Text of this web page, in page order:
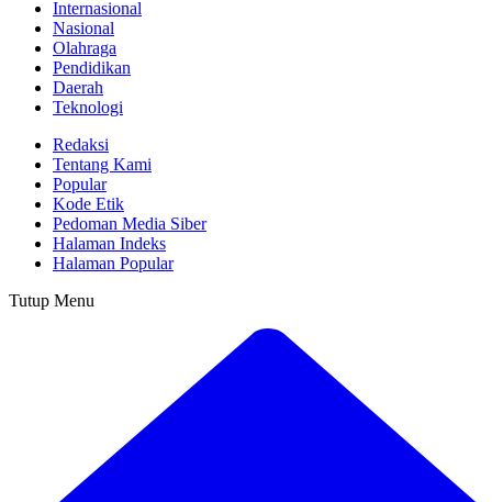
Internasional
Nasional
Olahraga
Pendidikan
Daerah
Teknologi
Redaksi
Tentang Kami
Popular
Kode Etik
Pedoman Media Siber
Halaman Indeks
Halaman Popular
Tutup Menu